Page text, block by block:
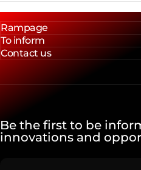
Rampage
To inform
Contact us
Be the first to be
innovations and